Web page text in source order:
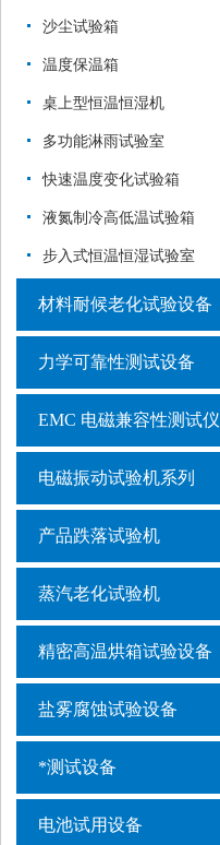
沙尘试验箱
温度保温箱
桌上型恒温恒湿机
多功能淋雨试验室
快速温度变化试验箱
液氮制冷高低温试验箱
步入式恒温恒湿试验室
材料耐候老化试验设备
力学可靠性测试设备
EMC 电磁兼容性测试仪
电磁振动试验机系列
产品跌落试验机
蒸汽老化试验机
精密高温烘箱试验设备
盐雾腐蚀试验设备
*测试设备
电池试用设备